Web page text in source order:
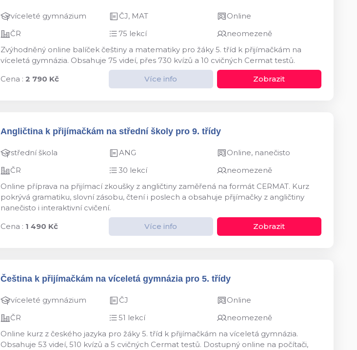
víceleté gymnázium ČJ, MAT
Online
ČR
75 lekcí
neomezeně
Zvýhodněný online balíček češtiny a matematiky pro žáky 5. tříd k přijímačkám na
víceletá gymnázia. Obsahuje 75 videí, přes 730 kvízů a 10 cvičných Cermat testů.
Cena : 2 790 Kč Více info Zobrazit
Angličtina k přijímačkám na střední školy pro 9. třídy
střední škola ANG
Online, nanečisto
ČR
30 lekcí
neomezeně
Online příprava na přijímací zkoušky z angličtiny zaměřená na formát CERMAT. Kurz
pokrývá gramatiku, slovní zásobu, čtení i poslech a obsahuje přijímačky z angličtiny
nanečisto i interaktivní cvičení.
Cena : 1 490 Kč Více info Zobrazit
Čeština k přijímačkám na víceletá gymnázia pro 5. třídy
víceleté gymnázium ČJ
Online
ČR
51 lekcí
neomezeně
Online kurz z českého jazyka pro žáky 5. tříd k přijímačkám na víceletá gymnázia.
Obsahuje 53 videí, 510 kvízů a 5 cvičných Cermat testů. Dostupný online na počítači,